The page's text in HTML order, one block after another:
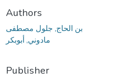
Authors
بن الحاج, جلول مصطفى
مادوني, أبوبكر
Publisher